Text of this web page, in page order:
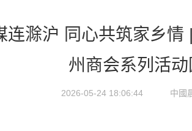
连滁沪 同心共筑家乡
州商会系列活
2026-05-24 18:06:44 中國